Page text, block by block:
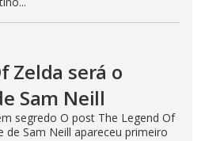
Zelda será o
Sam Neill
segredo O post The Legend Of
Sam Neill apareceu primeiro